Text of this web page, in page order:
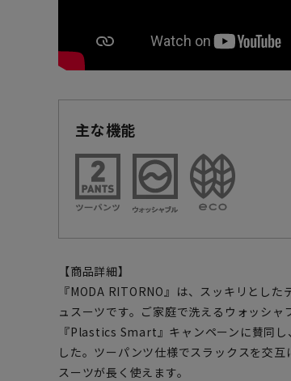
主な機能
【商品詳細】
『MODA RITORNO』は、スッキリとし
ュスーツです。ご家庭で洗えるウォッシ
『Plastics Smart』キャンペーンに賛同
した。ツーパンツ仕様でスラックスを交
スーツが長く使えます。